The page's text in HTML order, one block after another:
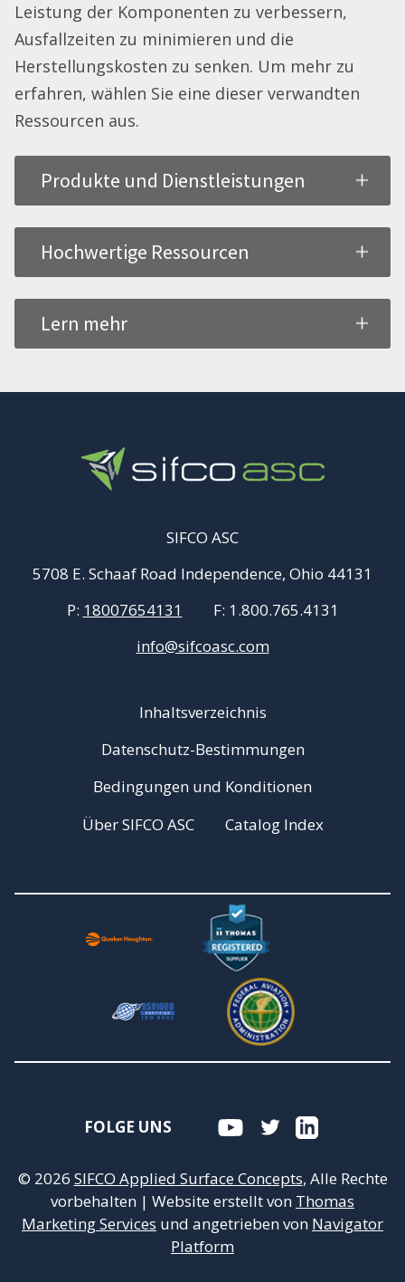
Leistung der Komponenten zu verbessern,
Ausfallzeiten zu minimieren und die
Herstellungskosten zu senken. Um mehr zu
erfahren, wählen Sie eine dieser verwandten
Ressourcen aus.
Produkte und Dienstleistungen
Hochwertige Ressourcen
Lern mehr
SIFCO ASC
5708 E. Schaaf Road Independence, Ohio 44131
P: 18007654131 F: 1.800.765.4131
info@sifcoasc.com
Inhaltsverzeichnis
Datenschutz-Bestimmungen
Bedingungen und Konditionen
Über SIFCO ASC
Catalog Index
FOLGE UNS
© 2026 SIFCO Applied Surface Concepts, Alle Rechte
vorbehalten | Website erstellt von Thomas
Marketing Services und angetrieben von Navigator
Platform